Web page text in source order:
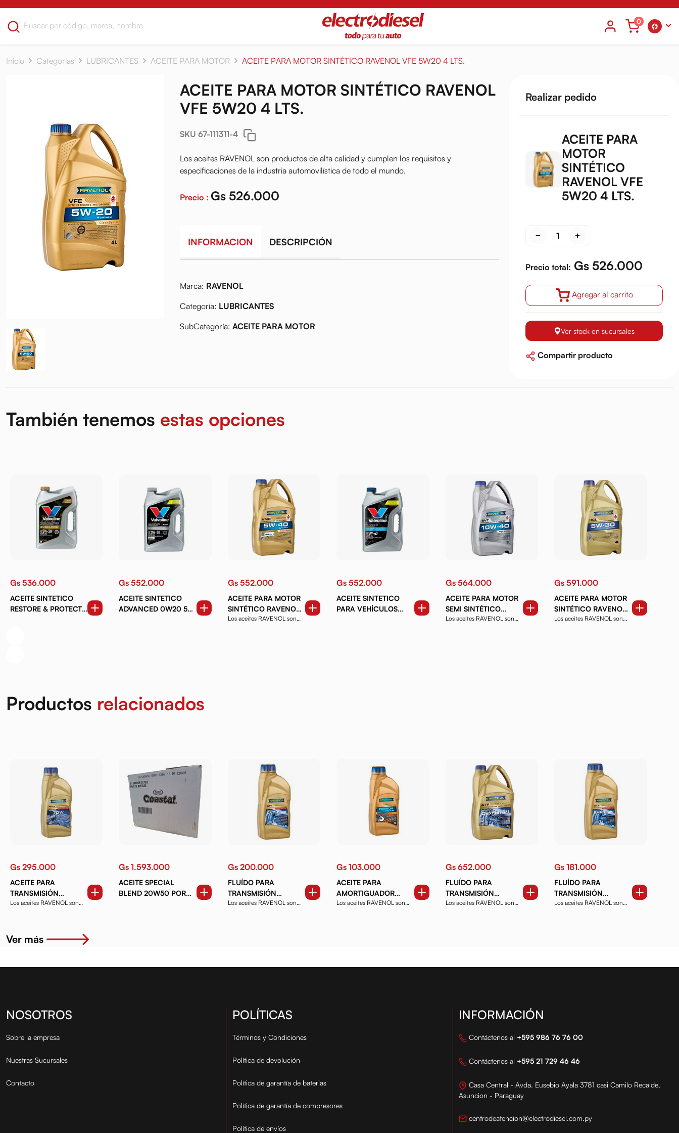
0
Inicio Categorias LUBRICANTES ACEITE PARA MOTOR ACEITE PARA MOTOR SINTÉTICO RAVENOL VFE 5W20 4 LTS.
ACEITE PARA MOTOR SINTÉTICO RAVENOL
VFE 5W20 4 LTS.
SKU 67-111311-4
Los aceites RAVENOL son productos de alta calidad y cumplen los requisitos y
especificaciones de la industria automovilística de todo el mundo.
Precio : Gs 526.000
INFORMACION DESCRIPCIÓN
Marca: RAVENOL
Categoría: LUBRICANTES
SubCategoría: ACEITE PARA MOTOR
Realizar pedido
ACEITE PARA
MOTOR
SINTÉTICO
RAVENOL VFE
5W20 4 LTS.
Precio total: Gs 526.000
Agregar al carrito
Ver stock en sucursales
Compartir producto
También tenemos estas opciones
Gs 536.000
ACEITE SINTETICO
RESTORE & PROTECT
Gs 552.000
ACEITE SINTETICO
ADVANCED 0W20 5
Gs 552.000
ACEITE PARA MOTOR
SINTÉTICO RAVENOL
VMO 5W40 4 LTS.
Los aceites RAVENOL son
Gs 552.000
ACEITE SINTETICO
PARA VEHÍCULOS
Gs 564.000
ACEITE PARA MOTOR
SEMI SINTÉTICO
RAVENOL SVT HIGH
Los aceites RAVENOL son
Gs 591.000
ACEITE PARA MOTOR
SINTÉTICO RAVENOL
HCL 5W30 4 LTS.
Los aceites RAVENOL son
Productos relacionados
Gs 295.000
ACEITE PARA
TRANSMISIÓN
SINTÉTICO RAVENOL
Los aceites RAVENOL son
Gs 1.593.000
ACEITE SPECIAL
BLEND 20W50 POR
Gs 200.000
FLUÍDO PARA
TRANSMISIÓN
RAVENOL ATF CVT 1
Los aceites RAVENOL son
Gs 103.000
ACEITE PARA
AMORTIGUADOR
RAVENOL FORKOIL
Los aceites RAVENOL son
Gs 652.000
FLUÍDO PARA
TRANSMISIÓN
RAVENOL ATF
Los aceites RAVENOL son
Gs 181.000
FLUÍDO PARA
TRANSMISIÓN
RAVENOL ATF 6 HP 1
Los aceites RAVENOL son
Ver más
NOSOTROS
Sobre la empresa
Nuestras Sucursales
Contacto
POLÍTICAS
Términos y Condiciones
Política de devolución
Política de garantía de baterias
Política de garantía de compresores
Política de envíos
INFORMACIÓN
Contáctenos al +595 986 76 76 00
Contáctenos al +595 21 729 46 46
Casa Central - Avda. Eusebio Ayala 3781 casi Camilo Recalde,
Asuncion - Paraguay
centrodeatencion@electrodiesel.com.py